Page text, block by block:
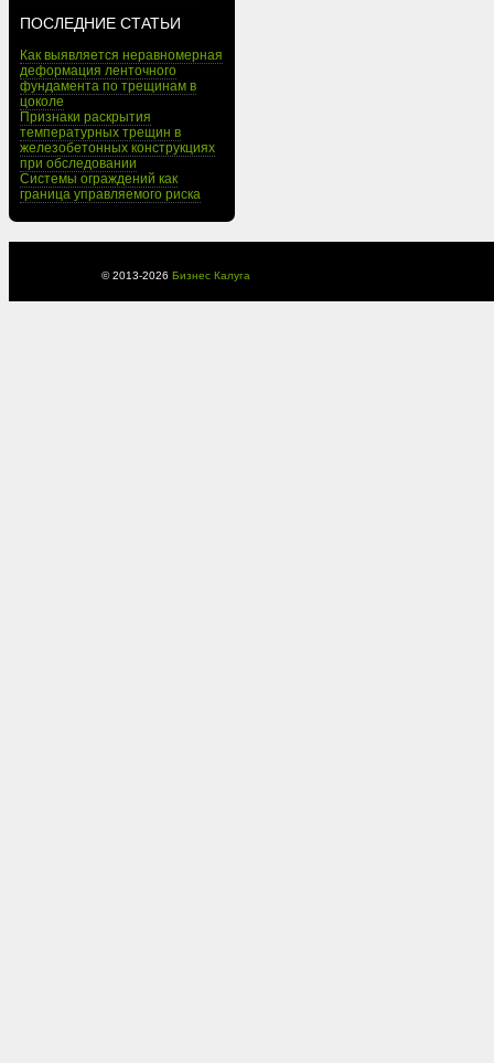
ПОСЛЕДНИЕ СТАТЬИ
Как выявляется неравномерная
деформация ленточного
фундамента по трещинам в
цоколе
Признаки раскрытия
температурных трещин в
железобетонных конструкциях
при обследовании
Системы ограждений как
граница управляемого риска
© 2013-2026 Бизнес Калуга